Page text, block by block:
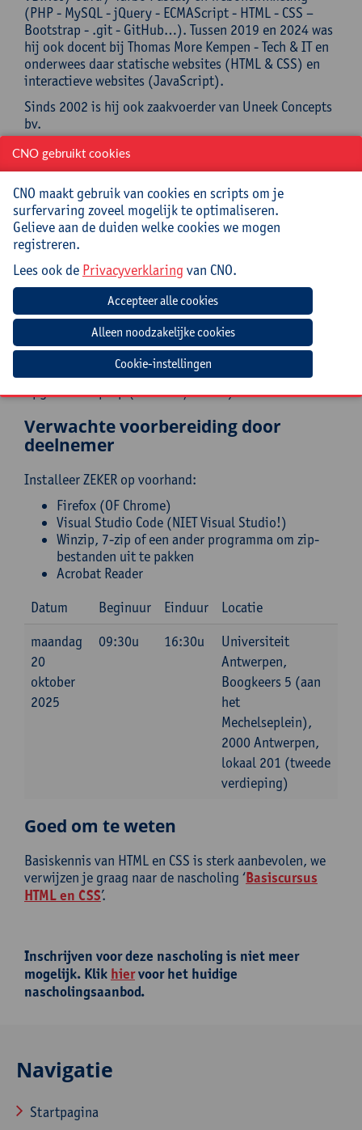
(PHP - MySQL - jQuery - ECMAScript - HTML - CSS –
Bootstrap - .git - GitHub…). Tussen 2019 en 2024 was
hij ook docent bij Thomas More Kempen - Tech & IT en
onderwees daar statische websites (HTML & CSS) en
interactieve websites (JavaScript).
Sinds 2002 is hij ook zaakvoerder van Uneek Concepts
bv.
Praktisch
Cursuscode:25/INF/036A
Syllabus, digitaal materiaal en lunch inbegrepen.
Jouw bijdrage: 132 EUR.
Inlichtingen bij: Miet Oost, 03 265 29 79,
miet.oost@uantwerpen.be
Mee te brengen door cursist
Opgeladen laptop (Windows/MacOS)
Verwachte voorbereiding door
deelnemer
Installeer ZEKER op voorhand:
Firefox (OF Chrome)
Visual Studio Code (NIET Visual Studio!)
Winzip, 7-zip of een ander programma om zip-
bestanden uit te pakken
Acrobat Reader
Datum
Beginuur Einduur
Locatie
maandag
20
oktober
2025
09:30u 16:30u
Universiteit
Antwerpen,
Boogkeers 5 (aan
het
Mechelseplein),
2000 Antwerpen,
lokaal 201 (tweede
verdieping)
Goed om te weten
Basiskennis van HTML en CSS is sterk aanbevolen, we
verwijzen je graag naar de nascholing ‘Basiscursus
HTML en CSS’.
Inschrijven voor deze nascholing is niet meer
mogelijk. Klik hiervoor het huidige
nascholingsaanbod.
Navigatie
Startpagina
CNO gebruikt cookies
CNO maakt gebruik van cookies en scripts om je
surfervaring zoveel mogelijk te optimaliseren.
Gelieve aan de duiden welke cookies we mogen
registreren.
Lees ook de Privacyverklaring van CNO.
Cookie-instellingen